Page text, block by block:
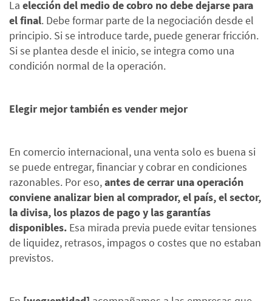
La elección del medio de cobro no debe dejarse para
el final. Debe formar parte de la negociación desde el
principio. Si se introduce tarde, puede generar fricción.
Si se plantea desde el inicio, se integra como una
condición normal de la operación.
Elegir mejor también es vender mejor
En comercio internacional, una venta solo es buena si
se puede entregar, financiar y cobrar en condiciones
razonables. Por eso,antes de cerrar una operación
conviene analizar bien al comprador, el país, el sector,
la divisa, los plazos de pago y las garantías
disponibles. Esa mirada previa puede evitar tensiones
de liquidez, retrasos, impagos o costes que no estaban
previstos.